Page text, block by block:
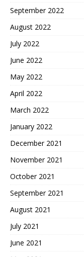
September 2022
August 2022
July 2022
June 2022
May 2022
April 2022
March 2022
January 2022
December 2021
November 2021
October 2021
September 2021
August 2021
July 2021
June 2021